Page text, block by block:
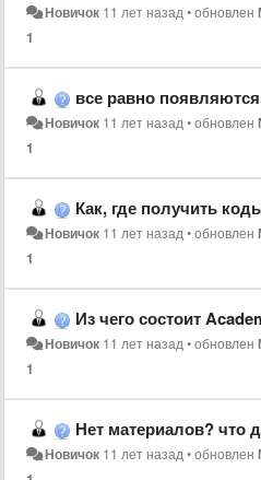
Новичок 11 лет назад•обновлен
1
все равно появляются новые
Новичок 11 лет назад•обновлен
1
Как, где получить коды
Новичок 11 лет назад•обновлен
1
Из чего состоит
Новичок 11 лет назад•обновлен
1
Нет материалов? что
Новичок 11 лет назад•обновлен